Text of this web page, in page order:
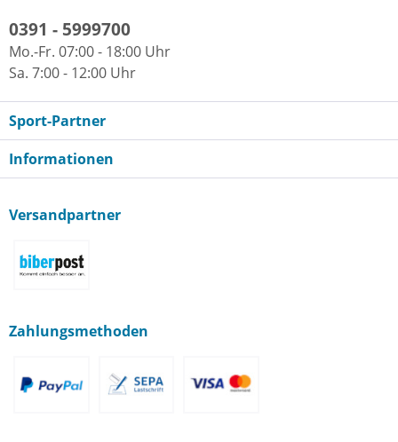
0391 - 5999700
Mo.-Fr. 07:00 - 18:00 Uhr
Sa. 7:00 - 12:00 Uhr
Sport-Partner
Informationen
Versandpartner
Zahlungsmethoden